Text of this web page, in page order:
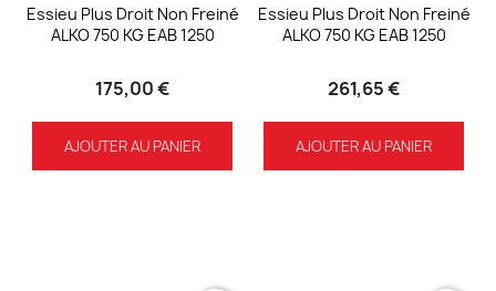
Essieu Plus Droit Non Freiné
ALKO 750 KG EAB 1250
175,00 €
AJOUTER AU PANIER
Essieu Plus Droit Non Freiné
ALKO 750 KG EAB 1250
261,65 €
AJOUTER AU PANIER